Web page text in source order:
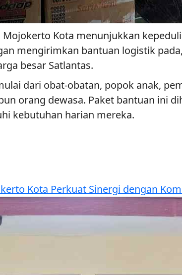
Mojokerto Kota menunjukkan
mengirimkan bantuan logistik
besar Satlantas.
dari obat-obatan, popok anak,
orang dewasa. Paket bantuan ini
kebutuhan harian mereka.
Kota Perkuat Sinergi dengan